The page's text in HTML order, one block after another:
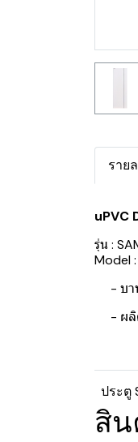
ราย
uPVC
รุ่น :
Model
- บาน
- ผลิต
ประตู
สิน